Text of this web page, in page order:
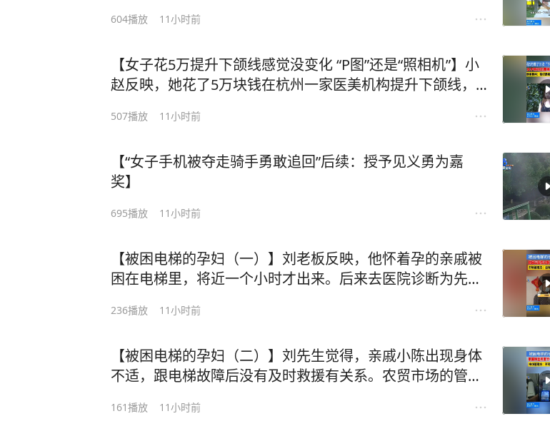
位女主播为何一分钱都不肯退？记者想办法联系上了对方。
划
604播放 11小时前
【女子花5万提升下颌线感觉没变化 “P图”还是“照相机”】小
赵反映，她花了5万块钱在杭州一家医美机构提升下颌线，
的对比图，认为其中有猫腻。#浙江dou知道 #媒体精选计划
507播放 11小时前
【“女子手机被夺走骑手勇敢追回”后续：授予见义勇为嘉
奖】
695播放 11小时前
【被困电梯的孕妇（一）】刘老板反映，他怀着孕的亲戚被
困在电梯里，将近一个小时才出来。后来去医院诊断为先兆
精选计划 #1818黄金眼 #电梯 #孕妇
236播放 11小时前
【被困电梯的孕妇（二）】刘先生觉得，亲戚小陈出现身体
不适，跟电梯故障后没有及时救援有关系。农贸市场的管理
系，而且事后他们也做了改善措施。#浙江dou知道 #媒体精
161播放 11小时前